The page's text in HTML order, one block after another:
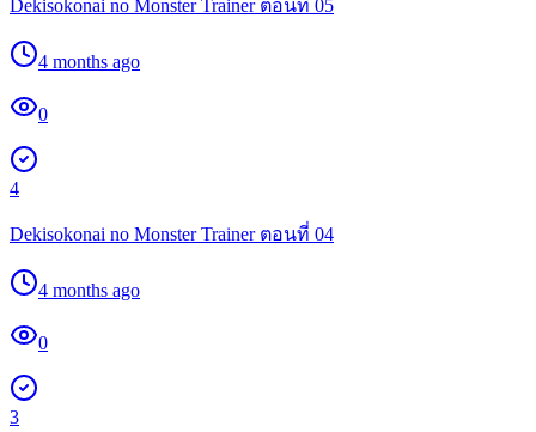
Dekisokonai no Monster Trainer ตอนที่ 05
4 months ago
0
4
Dekisokonai no Monster Trainer ตอนที่ 04
4 months ago
0
3